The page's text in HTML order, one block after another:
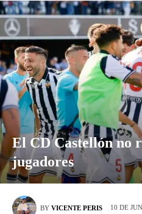
El CD Castellón no
jugadores
BY VICENTE PERIS 10 DE